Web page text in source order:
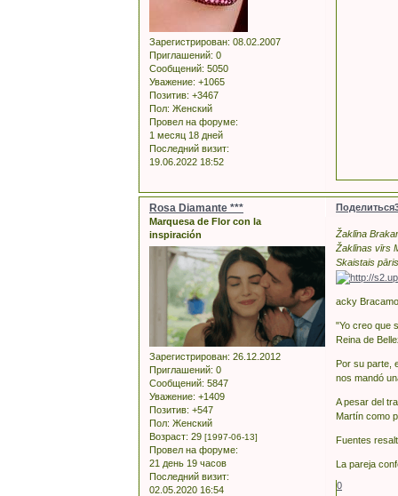
Зарегистрирован: 08.02.2007
Приглашений: 0
Сообщений: 5050
Уважение: +1065
Позитив: +3467
Пол: Женский
Провел на форуме:
1 месяц 18 дней
Последний визит:
19.06.2022 18:52
Поделиться
Rosa Diamante ***
Marquesa de Flor con la
inspiración
Зарегистрирован: 26.12.2012
Приглашений: 0
Сообщений: 5847
Уважение: +1409
Позитив: +547
Пол: Женский
Возраст: 29 [1997-06-13]
Провел на форуме:
21 день 19 часов
Последний визит:
02.05.2020 16:54
Žaklīna
Žaklīnas vīrs
Skaistais
acky
"Yo creo que
Reina de
Por su parte,
nos mandó
A pesar del
Martín como
Fuentes
La pareja
0